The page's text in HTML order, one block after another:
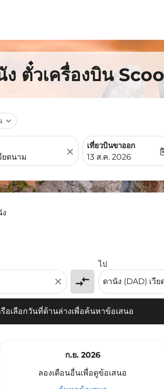
ง ตั๋วเครื่องบิน
expand_more
close
เที่ยวบินขาออก
fc-booking-
13 ส.ค. 2026
ง
close compare_arrows
ไป
อเลือกวันที่ด้านล่างเพื่อค้นหาข้อเสนอ
ลือกวันที่ด้านล่างเพื่อค้นหาข้อเสนอ
ก.ย. 2026
ลองเดือนอื่นเพื่อดูข้อเสนอ